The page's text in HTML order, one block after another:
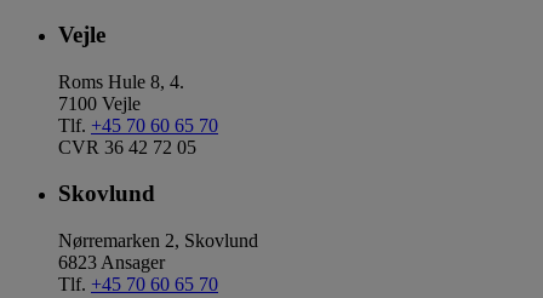
Vejle
Roms Hule 8, 4.
7100 Vejle
Tlf. +45 70 60 65 70
CVR 36 42 72 05
Skovlund
Nørremarken 2, Skovlund
6823 Ansager
Tlf. +45 70 60 65 70